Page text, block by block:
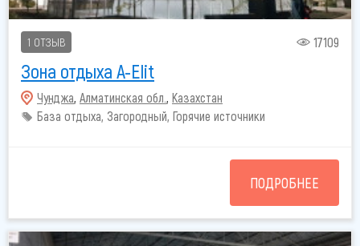
1 ОТЗЫВ 17109
Зона отдыха A-Elit
Чунджа Алматинская обл. Казахстан
База отдыха, Загородный, Горячие источники
ПОДРОБНЕЕ